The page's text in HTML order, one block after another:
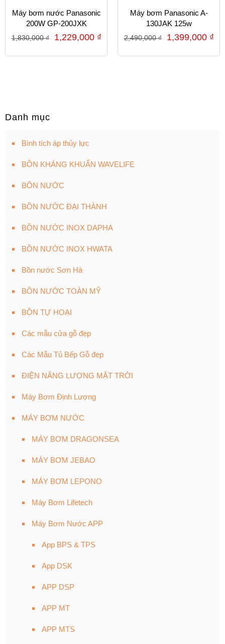
Máy bơm nước Panasonic
200W GP-200JXK
1,830,000₫ 1,229,000 ₫
Máy bơm Panasonic A-
130JAK 125w
2,490,000₫ 1,399,000 ₫
Danh mục
Bình tích áp thủy lực
BỒN KHÁNG KHUẨN WAVELIFE
BỒN NƯỚC
BỒN NƯỚC ĐẠI THÀNH
BỒN NƯỚC INOX DAPHA
BỒN NƯỚC INOX HWATA
Bồn nước Sơn Hà
BỒN NƯỚC TOÀN MỸ
BỒN TỰ HOẠI
Các mẫu cửa gỗ đẹp
Các Mẫu Tủ Bếp Gỗ đẹp
ĐIỆN NĂNG LƯỢNG MẶT TRỜI
Máy Bơm Định Lượng
MÁY BƠM NƯỚC
MÁY BƠM DRAGONSEA
MÁY BƠM JEBAO
MÁY BƠM LEPONO
Máy Bơm Lifetech
Máy Bơm Nước APP
App BPS & TPS
App DSK
APP DSP
APP MT
APP MTS